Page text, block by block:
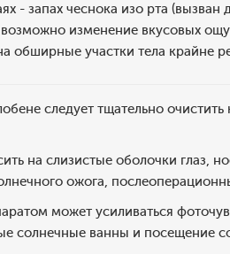
- запах чеснока изо рта
изменение вкусовых
обширные участки тела крайне
следует тщательно
на слизистые оболочки глаз,
ожога,
может усиливаться
солнечные ванны и посещение